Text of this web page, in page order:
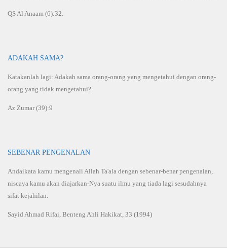
QS Al Anaam (6):32.
ADAKAH SAMA?
Katakanlah lagi: Adakah sama orang-orang yang mengetahui dengan orang-
orang yang tidak mengetahui?
Az Zumar (39):9
SEBENAR PENGENALAN
Andaikata kamu mengenali Allah Ta'ala dengan sebenar-benar pengenalan,
niscaya kamu akan diajarkan-Nya suatu ilmu yang tiada lagi sesudahnya
sifat kejahilan.
Sayid Ahmad Rifai, Benteng Ahli Hakikat, 33 (1994)